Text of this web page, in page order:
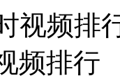
视频排
频排行